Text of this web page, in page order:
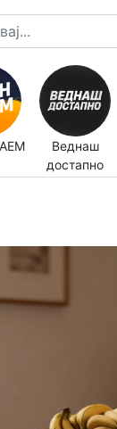
Веднаш
достапно